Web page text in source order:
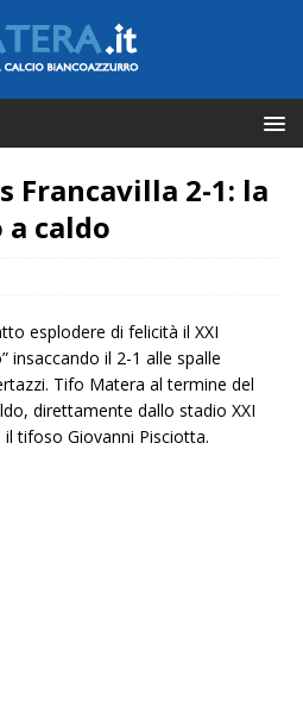
Francavilla 2-1: la
caldo
esplodere di felicità il XXI
insaccando il 2-1 alle spalle
Tifo Matera al termine del
direttamente dallo stadio XXI
tifoso Giovanni Pisciotta.